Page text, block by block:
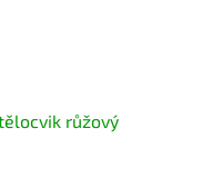
růžový